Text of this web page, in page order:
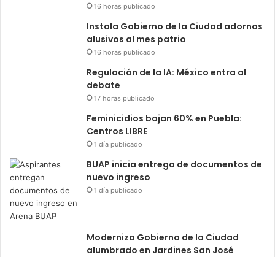
16 horas publicado
Instala Gobierno de la Ciudad adornos
alusivos al mes patrio
16 horas publicado
Regulación de la IA: México entra al
debate
17 horas publicado
Feminicidios bajan 60% en Puebla:
Centros LIBRE
1 día publicado
BUAP inicia entrega de documentos de
nuevo ingreso
1 día publicado
Moderniza Gobierno de la Ciudad
alumbrado en Jardines San José